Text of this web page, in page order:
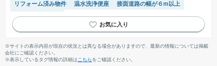
リフォーム済み物件
温水洗浄便座
接面道路の幅が６m以上
システムキッチン
※サイトの表示内容が現在の状況とは異なる場合がありますので、最新の情報については掲載
会社にご確認ください。
※表示しているタグ情報の詳細は こちらをご確認ください。